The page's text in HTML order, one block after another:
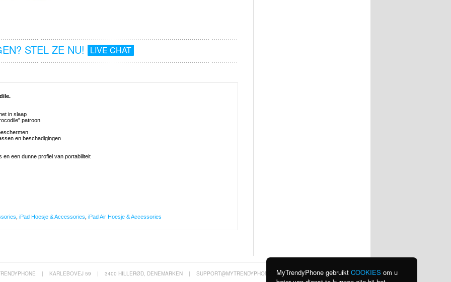
STEL ZE NU! LIVE CHAT
in slaap
patroon
en beschadigingen
een dunne profiel van portabiliteit
iPad Hoesje & Accessories iPad Air Hoesje & Accessories
| KARLEBOVEJ 59 | 3400 HILLERØD, DENEMARKEN | SUPPORT@MYTRENDYPHONE.BEMyTrendyPhone gebruikt COOKIES om u